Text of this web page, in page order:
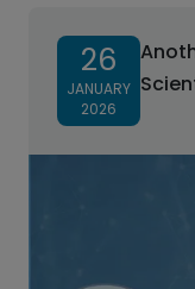
26
JANUARY
2026